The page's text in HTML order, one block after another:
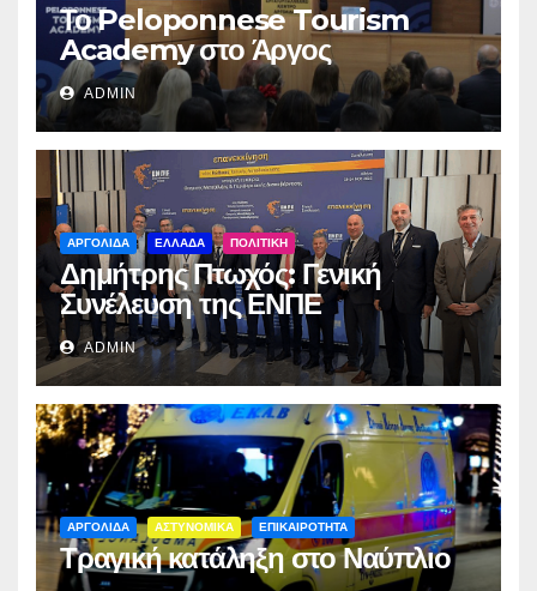
Το Peloponnese Tourism
Academy στο Άργος
ADMIN
ΑΡΓΟΛΙΔΑ ΕΛΛΑΔΑ ΠΟΛΙΤΙΚΗ
Δημήτρης Πτωχός: Γενική
Συνέλευση της ΕΝΠΕ
ADMIN
ΑΡΓΟΛΙΔΑ ΑΣΤΥΝΟΜΙΚΑ ΕΠΙΚΑΙΡΟΤΗΤΑ
Τραγική κατάληξη στο Ναύπλιο